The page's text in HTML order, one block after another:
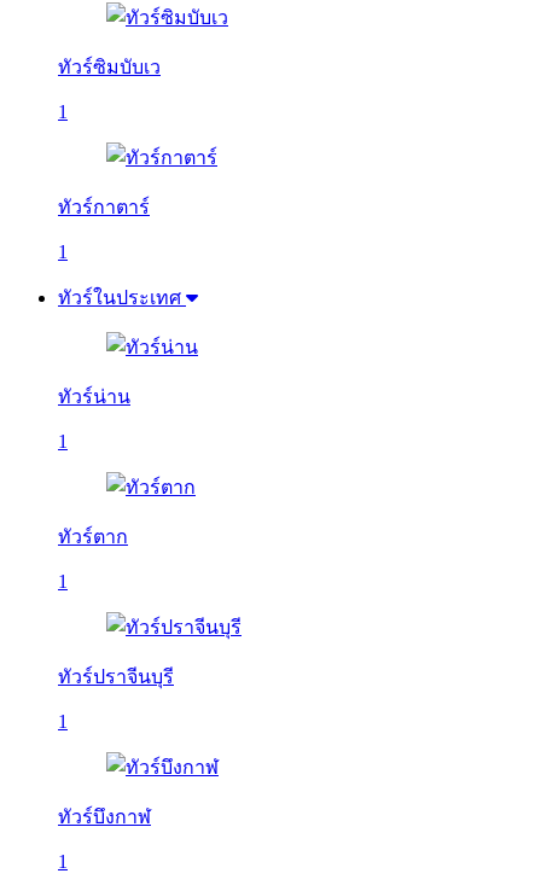
ทัวร์ซิมบับเว
1
ทัวร์กาตาร์
1
ทัวร์ในประเทศ
ทัวร์น่าน
1
ทัวร์ตาก
1
ทัวร์ปราจีนบุรี
1
ทัวร์บึงกาฬ
1